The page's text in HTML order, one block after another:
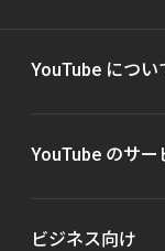
YouTube につい
YouTube のサー
ビジネス向け